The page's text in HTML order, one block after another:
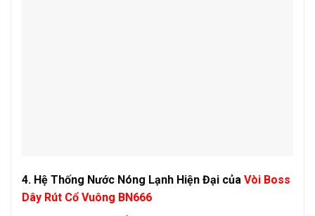
4. Hệ Thống Nước Nóng Lạnh Hiện Đại của Vòi Boss
Dây Rút Cổ Vuông BN666